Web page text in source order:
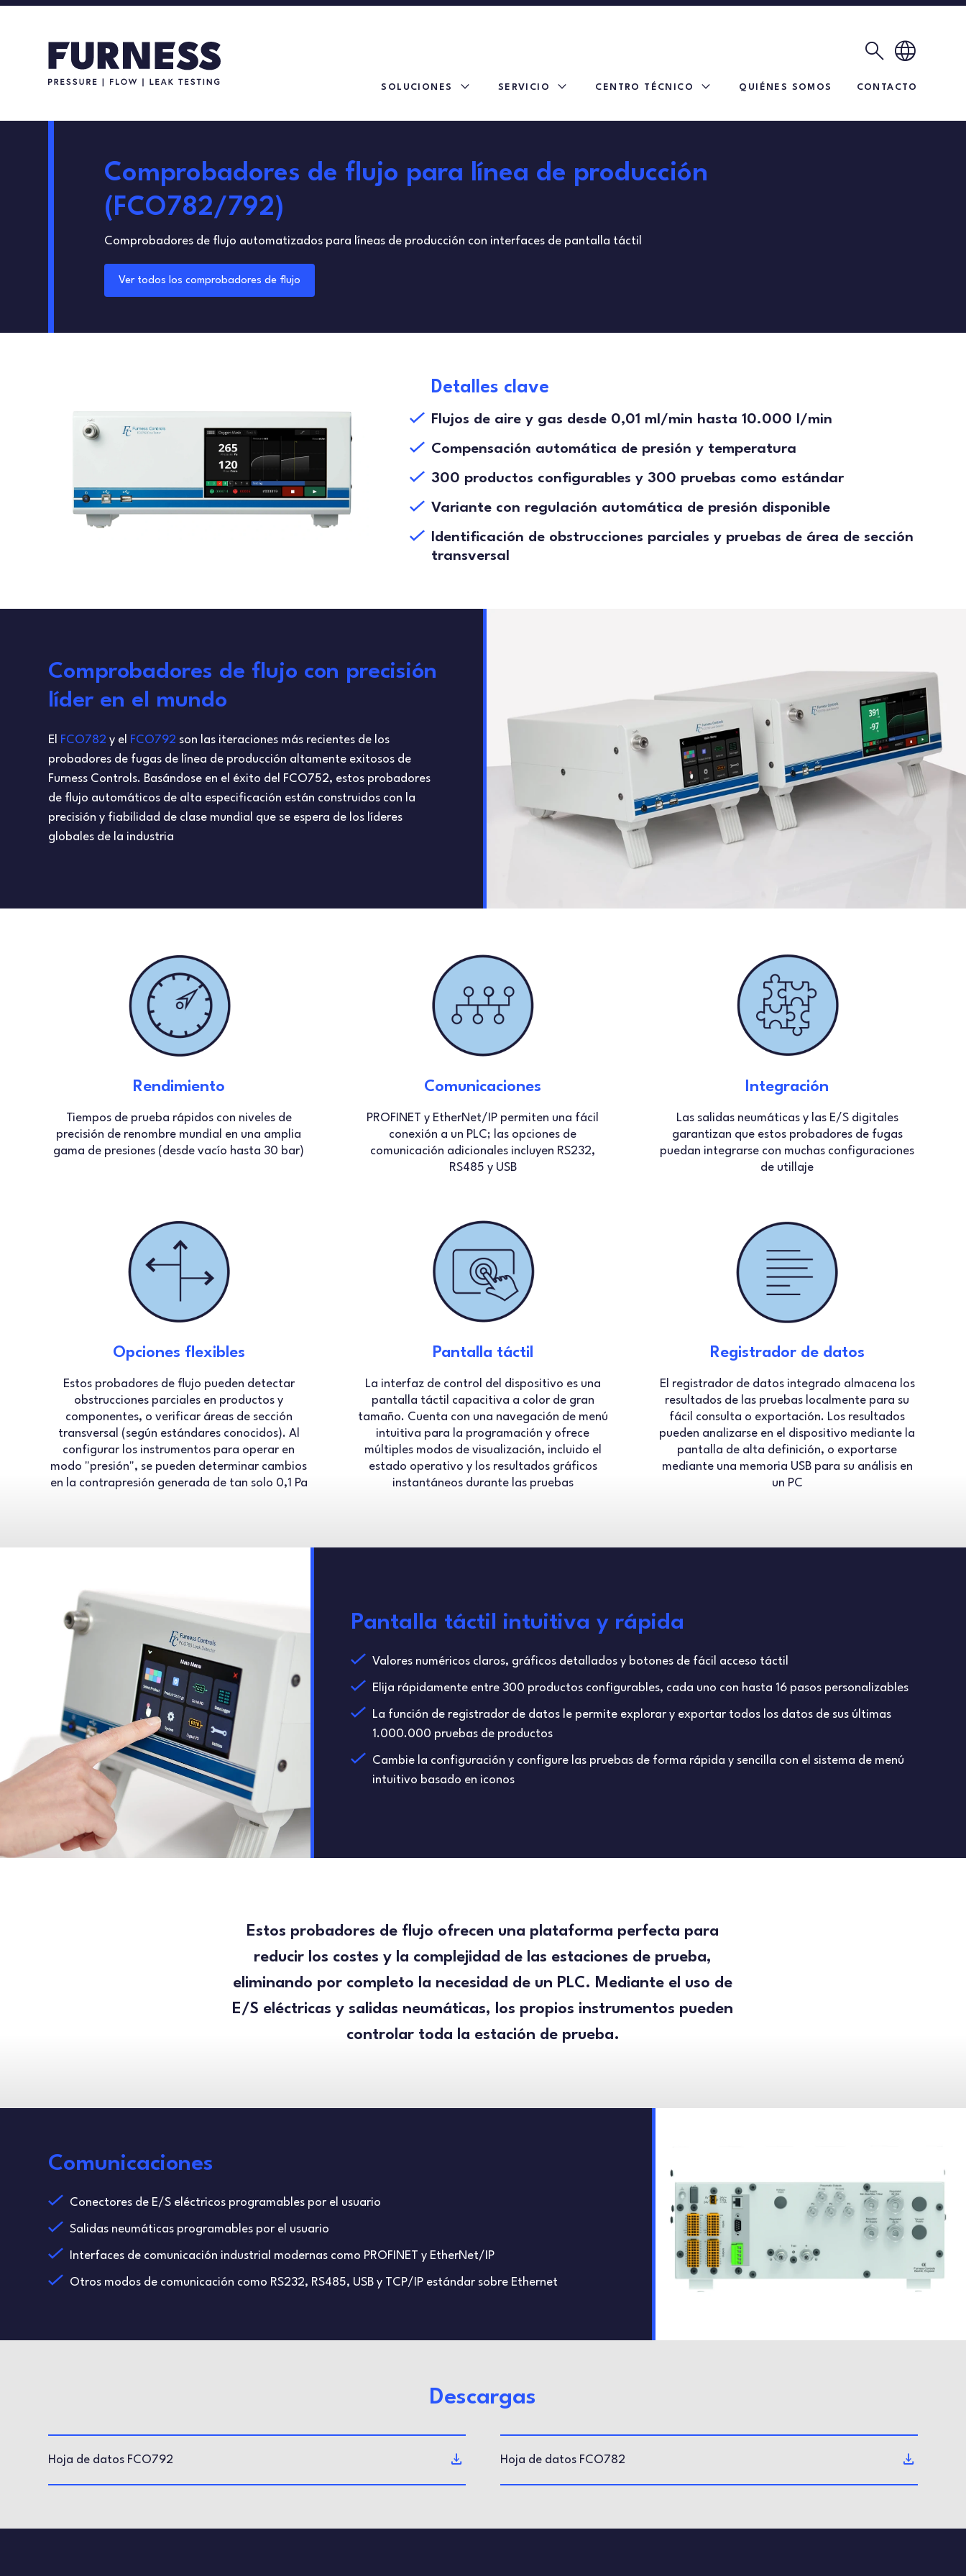
search language
SOLUCIONES expand_more SERVICIO expand_more CENTRO TÉCNICO expand_more QUIÉNES SOMOS CONTACTO
Comprobadores de flujo para línea de producción
(FCO782/792)
Comprobadores de flujo automatizados para líneas de producción con interfaces de pantalla táctil
Ver todos los comprobadores de flujo
Detalles clave
Flujos de aire y gas desde 0,01 ml/min hasta 10.000 l/min
Compensación automática de presión y temperatura
300 productos configurables y 300 pruebas como estándar
Variante con regulación automática de presión disponible
Identificación de obstrucciones parciales y pruebas de área de sección
transversal
Comprobadores de flujo con precisión
líder en el mundo
El FCO782y el FCO792 son las iteraciones más recientes de los
probadores de fugas de línea de producción altamente exitosos de
Furness Controls. Basándose en el éxito del FCO752, estos probadores
de flujo automáticos de alta especificación están construidos con la
precisión y fiabilidad de clase mundial que se espera de los líderes
globales de la industria
Rendimiento
Tiempos de prueba rápidos con niveles de
precisión de renombre mundial en una amplia
gama de presiones (desde vacío hasta 30 bar)
Comunicaciones
PROFINET y EtherNet/IP permiten una fácil
conexión a un PLC; las opciones de
comunicación adicionales incluyen RS232,
RS485 y USB
Integración
Las salidas neumáticas y las E/S digitales
garantizan que estos probadores de fugas
puedan integrarse con muchas configuraciones
de utillaje
Opciones flexibles
Estos probadores de flujo pueden detectar
obstrucciones parciales en productos y
componentes, o verificar áreas de sección
transversal (según estándares conocidos). Al
configurar los instrumentos para operar en
modo "presión", se pueden determinar cambios
en la contrapresión generada de tan solo 0,1 Pa
Pantalla táctil
La interfaz de control del dispositivo es una
pantalla táctil capacitiva a color de gran
tamaño. Cuenta con una navegación de menú
intuitiva para la programación y ofrece
múltiples modos de visualización, incluido el
estado operativo y los resultados gráficos
instantáneos durante las pruebas
Registrador de datos
El registrador de datos integrado almacena los
resultados de las pruebas localmente para su
fácil consulta o exportación. Los resultados
pueden analizarse en el dispositivo mediante la
pantalla de alta definición, o exportarse
mediante una memoria USB para su análisis en
un PC
Pantalla táctil intuitiva y rápida
Valores numéricos claros, gráficos detallados y botones de fácil acceso táctil
Elija rápidamente entre 300 productos configurables, cada uno con hasta 16 pasos personalizables
La función de registrador de datos le permite explorar y exportar todos los datos de sus últimas
1.000.000 pruebas de productos
Cambie la configuración y configure las pruebas de forma rápida y sencilla con el sistema de menú
intuitivo basado en iconos
Estos probadores de flujo ofrecen una plataforma perfecta para
reducir los costes y la complejidad de las estaciones de prueba,
eliminando por completo la necesidad de un PLC. Mediante el uso de
E/S eléctricas y salidas neumáticas, los propios instrumentos pueden
controlar toda la estación de prueba.
Comunicaciones
Conectores de E/S eléctricos programables por el usuario
Salidas neumáticas programables por el usuario
Interfaces de comunicación industrial modernas como PROFINET y EtherNet/IP
Otros modos de comunicación como RS232, RS485, USB y TCP/IP estándar sobre Ethernet
Descargas
Hoja de datos FCO792 Hoja de datos FCO782